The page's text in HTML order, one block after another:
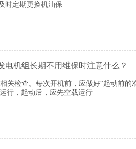
时定期更换机油保
机组长期不用维保时注意什么？
关检查。每次开机前，应做好“起动前
行，起动后，应先空载运行